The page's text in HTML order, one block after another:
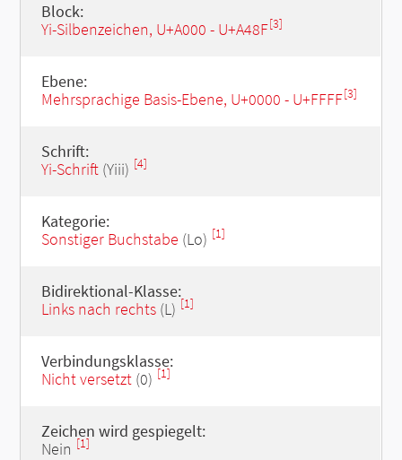
Block:
Yi-Silbenzeichen, U+A000 - U+A48F[3]
Ebene:
Mehrsprachige Basis-Ebene, U+0000 - U+FFFF[3]
Schrift:
Yi-Schrift(Yiii) [4]
Kategorie:
Sonstiger Buchstabe (Lo) [1]
Bidirektional-Klasse:
Links nach rechts(L) [1]
Verbindungsklasse:
Nicht versetzt(0) [1]
Zeichen wird gespiegelt:
Nein [1]